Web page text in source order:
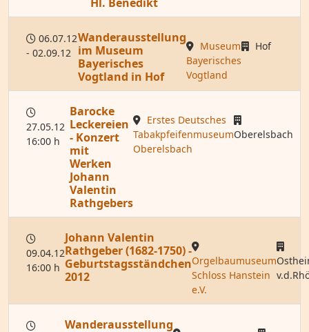
06.07.12
- 02.09.12
Wanderausstellung
im Museum
Bayerisches
Vogtland in Hof
Museum
Bayerisches
Vogtland
Hof
27.05.12
16:00 h
Barocke
Leckereien
- Konzert
mit
Werken
Johann
Valentin
Rathgebers
Erstes Deutsches
Tabakpfeifenmuseum
Oberelsbach
Oberelsbach
09.04.12
16:00 h
Johann Valentin
Rathgeber (1682-1750) -
Geburtstagsständchen
2012
Orgelbaumuseum
Schloss Hanstein
e.V.
Wanderausstellung